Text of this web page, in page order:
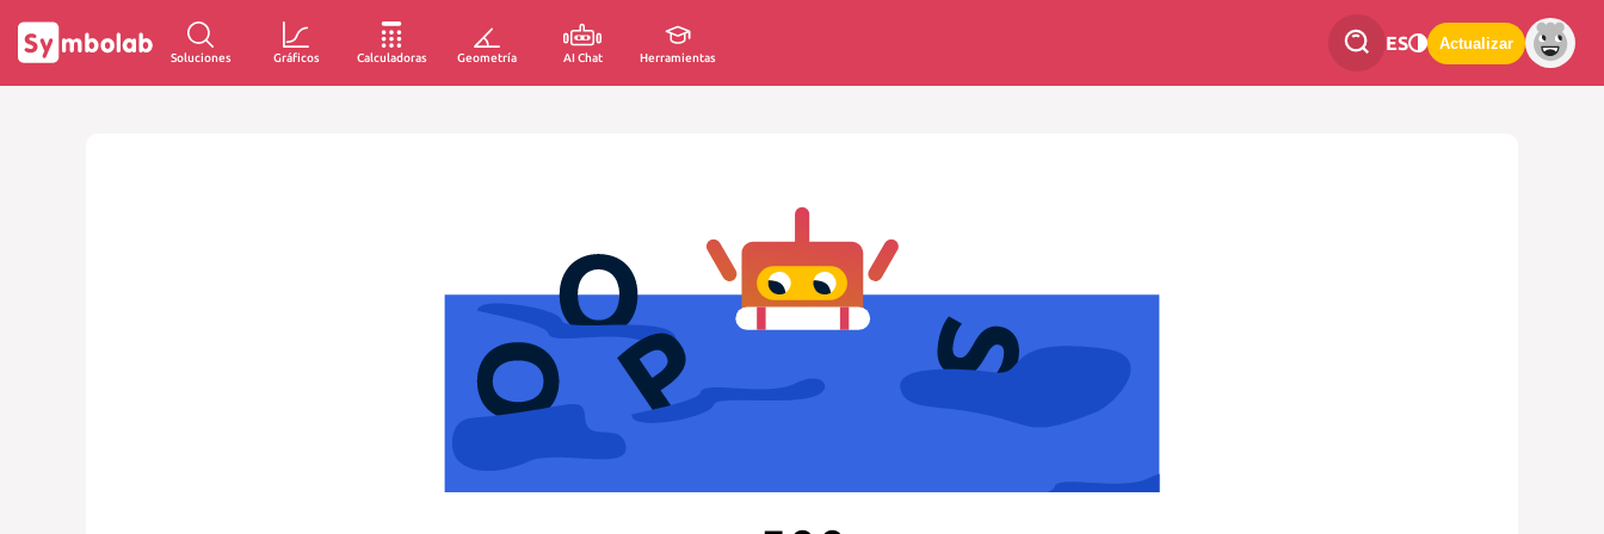
Soluciones Gráficos Calculadoras Geometría AI Chat Herramientas
ES Actualizar